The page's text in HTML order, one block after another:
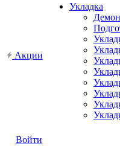
Акции
Укладка
Войти